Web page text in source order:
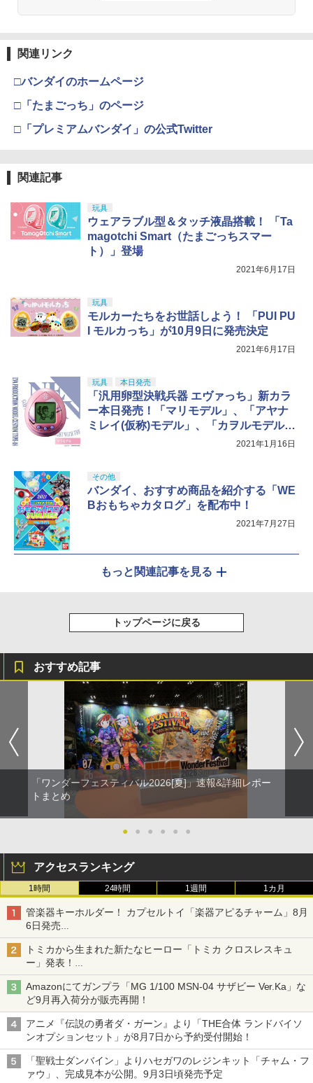
関連リンク
□バンダイのホームページ
□「たまごっち」のページ
□「プレミアムバンダイ」の公式Twitter
関連記事
玩具
ウェアラブル型＆タッチ液晶搭載！ 「Ta
magotchi Smart（たまごっちスマー
ト）」登場
2021年6月17日
玩具
モルカーたちをお世話しよう！ 「PUI PU
I モルカっち」が10月9日に発売決定
2021年6月17日
玩具 本日発売
「汎用卵型決戦兵器 エヴァっち」新カラ
ー本日発売！「マリモデル」、「アヤナ
ミレイ(仮称)モデル」、「カヲルモデル」
2021年1月16日
その他
バンダイ、おすすめ商品を紹介する「WE
Bおもちゃカタログ」を配布中！
2021年7月27日
もっと関連記事を見る
トップページに戻る
おすすめ記事
「ワンダーフェスティバル2026[夏]」速報&詳細レポー
トまとめ
● ● ● ● ● ●
アクセスランキング
1時間 24時間 1週間 1カ月
管楽器キーホルダー！ カプセルトイ「楽器アピるチャーム」8月
6日発売
チューバ、テナサクなど5種各3色
トミカから生まれた新たなヒーロー「トミカ クロスレスキュ
ー」発表！
詳細は後日公開予定
Amazonにてガンプラ「MG 1/100 MSN-04 サザビー Ver.Ka」な
ど9月再入荷分が販売再開！
アニメ『伝説の勇者ダ・ガーン』より「THE合体 ランドバイソ
ンオプションセット」が8月7日から予約受付開始！
「聖戦士ダンバイン」よりハセガワのレジンキット「チャム・フ
ァウ」、完成見本が公開。9月3日頃発売予定